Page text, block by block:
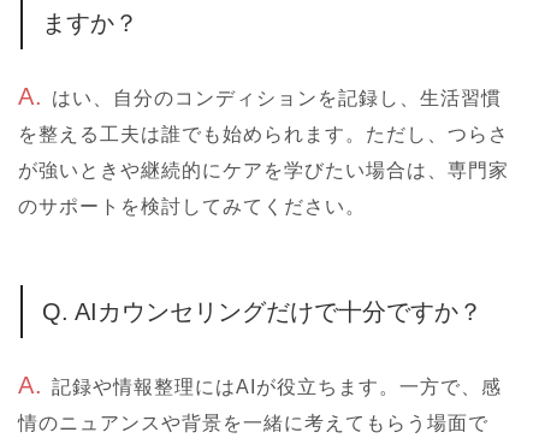
ますか？
A.
はい、自分のコンディションを記録し、生活習慣
を整える工夫は誰でも始められます。ただし、つらさ
が強いときや継続的にケアを学びたい場合は、専門家
のサポートを検討してみてください。
Q. AIカウンセリングだけで十分ですか？
A. 記録や情報整理にはAIが役立ちます。一方で、感
情のニュアンスや背景を一緒に考えてもらう場面で